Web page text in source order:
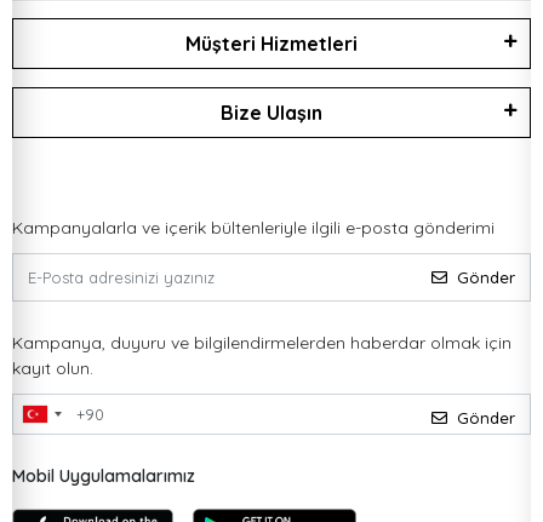
Müşteri Hizmetleri
Bize Ulaşın
Kampanyalarla ve içerik bültenleriyle ilgili e-posta gönderimi
Gönder
Kampanya, duyuru ve bilgilendirmelerden haberdar olmak için
kayıt olun.
Gönder
Mobil Uygulamalarımız